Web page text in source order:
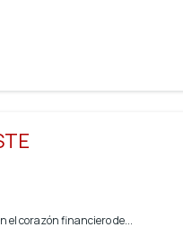
el corazón financiero de...